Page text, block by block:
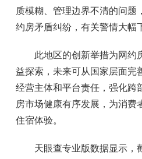
质模糊、管理边界不清的问题
约房矛盾纠纷，有关警情大幅
此地区的创新举措为网约
益探索，未来可从国家层面完
经营主体和平台责任，强化跨
房市场健康有序发展，为消费
住宿体验。
天眼查专业版数据显示，